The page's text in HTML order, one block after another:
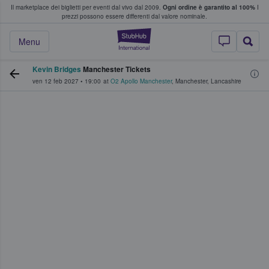
Il marketplace dei biglietti per eventi dal vivo dal 2009. Ogni ordine è garantito al 100%I
prezzi possono essere differenti dal valore nominale.
StubHub - Dove
Menu
fan comprano e vendono biglietti
Kevin Bridges Manchester Tickets
ven 12 feb 2027 • 19:00 at O2 Apollo Manchester, Manchester, Lancashire